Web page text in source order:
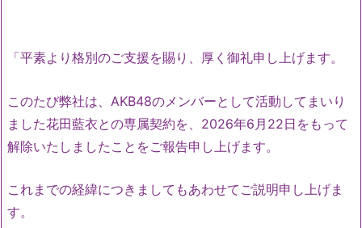
「平素より格別のご支援を賜り、厚く御礼申し上げます。
このたび弊社は、AKB48のメンバーとして活動してまいり
ました花田藍衣との専属契約を、2026年6月22日をもって
解除いたしましたことをご報告申し上げます。
これまでの経緯につきましてもあわせてご説明申し上げま
す。